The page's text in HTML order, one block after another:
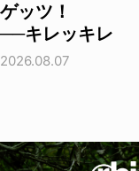
ゲッツ！
──キレッキレ
2026.08.07